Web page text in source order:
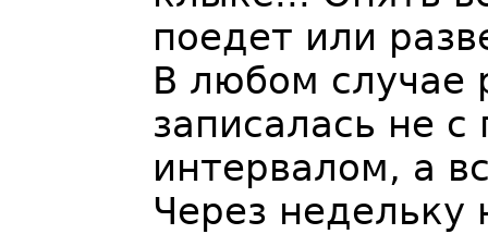
поедет или
В любом случае
записалась не
интервалом, а
Через недельку